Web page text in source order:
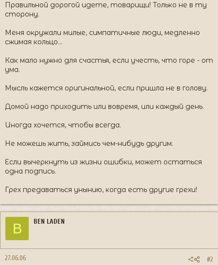
Правильной дорогой идете, товарищи! Только не в ту
сторону.
Меня окружали милые, симпатичные люди, медленно
сжимая кольцо...
Как мало нужно для счастья, если учесть, что горе - от
ума.
Мысль кажется оригинальной, если пришла не в голову.
Домой надо приходить или вовремя, или каждый день.
Иногда хочется, чтобы всегда.
Не можешь жить, займись чем-нибудь другим.
Если вычеркнуть из жизни ошибки, может остаться
одна подпись.
Грех предаваться унынию, когда есть другие грехи!
B BEN LADEN
27.06.06 #2